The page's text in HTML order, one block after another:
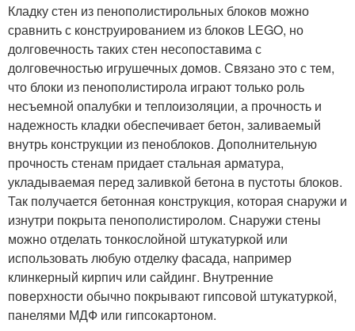
Кладку стен из пенополистирольных блоков можно
сравнить с конструированием из блоков LEGO, но
долговечность таких стен несопоставима с
долговечностью игрушечных домов. Связано это с тем,
что блоки из пенополистирола играют только роль
несъемной опалубки и теплоизоляции, а прочность и
надежность кладки обеспечивает бетон, заливаемый
внутрь конструкции из пеноблоков. Дополнительную
прочность стенам придает стальная арматура,
укладываемая перед заливкой бетона в пустоты блоков.
Так получается бетонная конструкция, которая снаружи и
изнутри покрыта пенополистиролом. Снаружи стены
можно отделать тонкослойной штукатуркой или
использовать любую отделку фасада, например
клинкерный кирпич или сайдинг. Внутренние
поверхности обычно покрывают гипсовой штукатуркой,
панелями МДФ или гипсокартоном.